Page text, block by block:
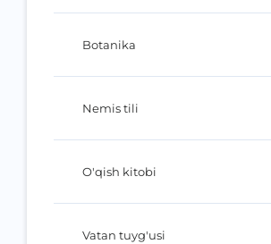
Botanika
Nemis tili
O'qish kitobi
Vatan tuyg'usi